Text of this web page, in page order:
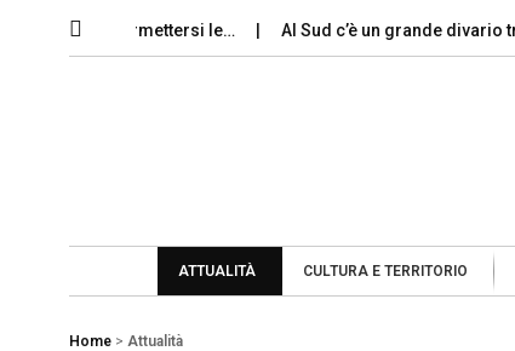
permettersi le… Al Sud c’è un grande divario tra gli…
ATTUALITÀ CULTURA E TERRITORIO
Home > Attualità